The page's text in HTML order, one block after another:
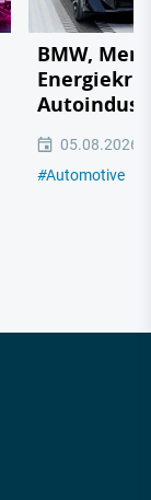
BMW,
05.08.2026
#Automotive